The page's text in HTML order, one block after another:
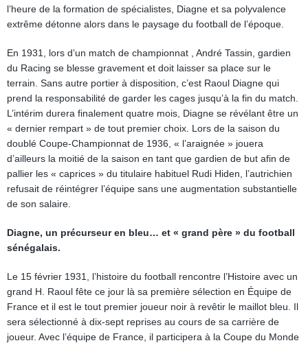
l’heure de la formation de spécialistes, Diagne et sa polyvalence
extrême détonne alors dans le paysage du football de l’époque.
En 1931, lors d’un match de championnat , André Tassin, gardien
du Racing se blesse gravement et doit laisser sa place sur le
terrain. Sans autre portier à disposition, c’est Raoul Diagne qui
prend la responsabilité de garder les cages jusqu’à la fin du match.
L’intérim durera finalement quatre mois, Diagne se révélant être un
« dernier rempart » de tout premier choix. Lors de la saison du
doublé Coupe-Championnat de 1936, « l’araignée » jouera
d’ailleurs la moitié de la saison en tant que gardien de but afin de
pallier les « caprices » du titulaire habituel Rudi Hiden, l’autrichien
refusait de réintégrer l’équipe sans une augmentation substantielle
de son salaire.
Diagne, un précurseur en bleu… et « grand père » du football
sénégalais.
Le 15 février 1931, l’histoire du football rencontre l’Histoire avec un
grand H. Raoul fête ce jour là sa première sélection en Équipe de
France et il est le tout premier joueur noir à revêtir le maillot bleu. Il
sera sélectionné à dix-sept reprises au cours de sa carrière de
joueur. Avec l’équipe de France, il participera à la Coupe du Monde